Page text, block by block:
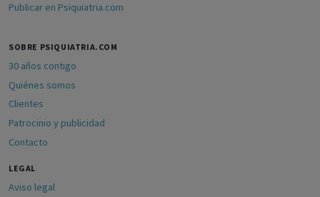
Publicar en Psiquiatria.com
SOBRE PSIQUIATRIA.COM
30 años contigo
Quiénes somos
Clientes
Patrocinio y publicidad
Contacto
LEGAL
Aviso legal